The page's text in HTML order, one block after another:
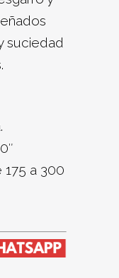
suciedad
175 a 300